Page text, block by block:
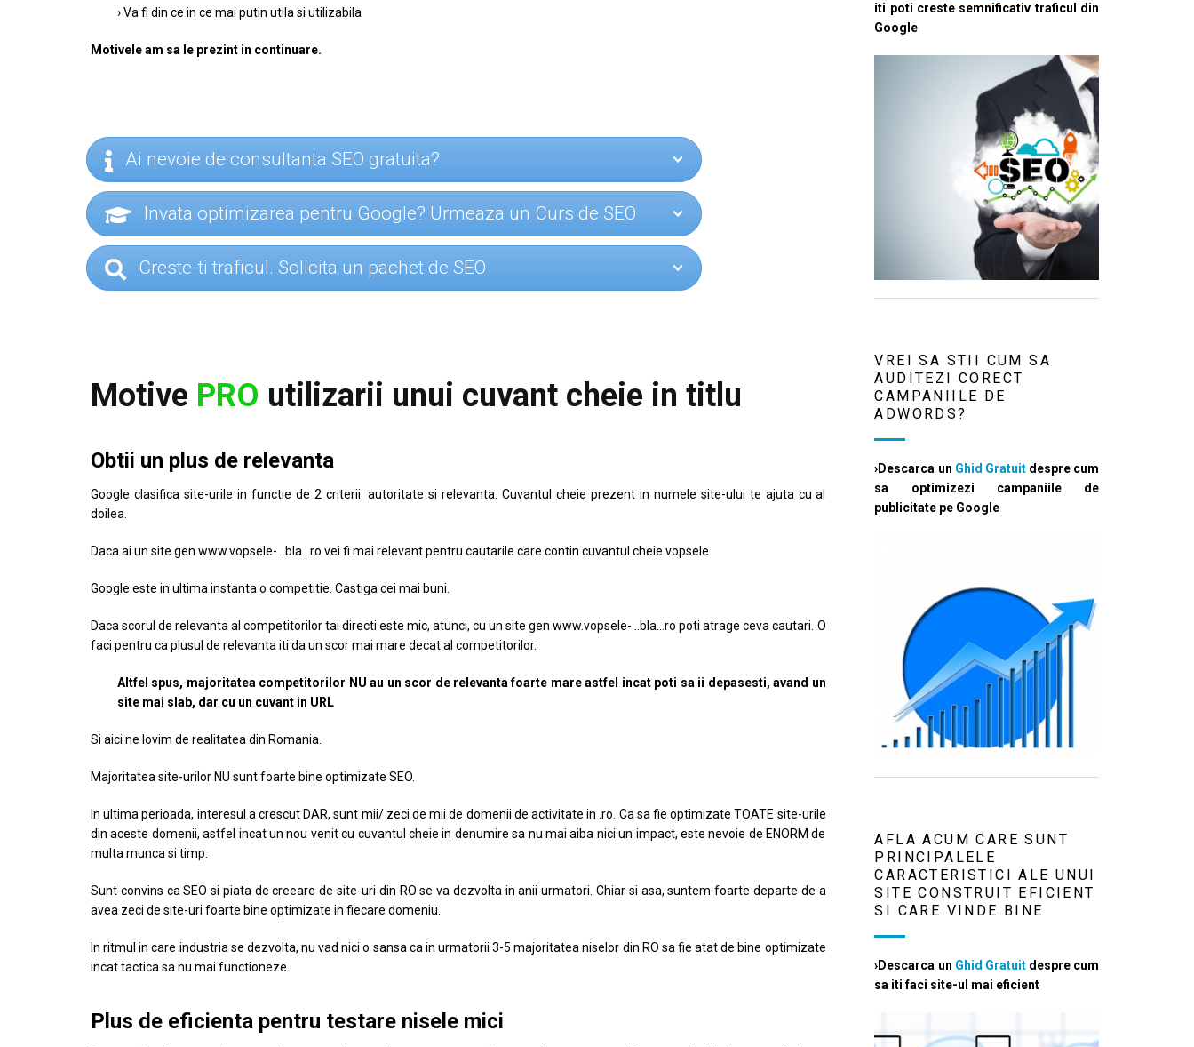
› Va fi din ce in ce mai putin utila si utilizabila
Motivele am sa le prezint in continuare.
Ai nevoie de consultanta SEO gratuita?
Invata optimizarea pentru Google? Urmeaza un Curs de SEO
Creste-ti traficul. Solicita un pachet de SEO
Motive PRO utilizarii unui cuvant cheie in titlu
Obtii un plus de relevanta
Google clasifica site-urile in functie de 2 criterii: autoritate si relevanta. Cuvantul cheie prezent in numele site-ului te ajuta cu al
doilea.
Daca ai un site gen www.vopsele-…bla…ro vei fi mai relevant pentru cautarile care contin cuvantul cheie vopsele.
Google este in ultima instanta o competitie. Castiga cei mai buni.
Daca scorul de relevanta al competitorilor tai directi este mic, atunci, cu un site gen www.vopsele-…bla…ro poti atrage ceva cautari. O
faci pentru ca plusul de relevanta iti da un scor mai mare decat al competitorilor.
Altfel spus, majoritatea competitorilor NU au un scor de relevanta foarte mare astfel incat poti sa ii depasesti, avand un
site mai slab, dar cu un cuvant in URL
Si aici ne lovim de realitatea din Romania.
Majoritatea site-urilor NU sunt foarte bine optimizate SEO.
In ultima perioada, interesul a crescut DAR, sunt mii/ zeci de mii de domenii de activitate in .ro. Ca sa fie optimizate TOATE site-urile
din aceste domenii, astfel incat un nou venit cu cuvantul cheie in denumire sa nu mai aiba nici un impact, este nevoie de ENORM de
multa munca si timp.
Sunt convins ca SEO si piata de creeare de site-uri din RO se va dezvolta in anii urmatori. Chiar si asa, suntem foarte departe de a
avea zeci de site-uri foarte bine optimizate in fiecare domeniu.
In ritmul in care industria se dezvolta, nu vad nici o sansa ca in urmatorii 3-5 majoritatea niselor din RO sa fie atat de bine optimizate
incat tactica sa nu mai functioneze.
Plus de eficienta pentru testare nisele mici
iti poti creste semnificativ traficul din
Google
VREI SA STII CUM SA
AUDITEZI CORECT
CAMPANIILE DE
ADWORDS?
›Descarca un Ghid Gratuitdespre cum
sa optimizezi campaniile de
publicitate pe Google
AFLA ACUM CARE SUNT
PRINCIPALELE
CARACTERISTICI ALE UNUI
SITE CONSTRUIT EFICIENT
SI CARE VINDE BINE
›Descarca un Ghid Gratuitdespre cum
sa iti faci site-ul mai eficient